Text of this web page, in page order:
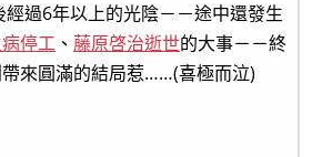
經過6年以上的光陰－－途中還發生
停工 、 藤原啓治逝世的大事－－終
來圓滿的結局惹……(喜極而泣)